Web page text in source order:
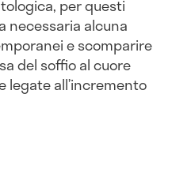
per questi
necessaria alcuna
e scomparire
del soffio al cuore
all’incremento